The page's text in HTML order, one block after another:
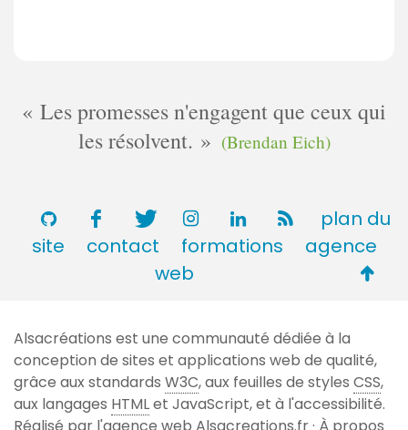
Les promesses n'engagent que ceux qui
les résolvent.
(Brendan Eich)
plan du
site
contact formations
agence
web
de
page
Alsacréations est une communauté dédiée à la
conception de sites et applications web de qualité,
grâce aux standards W3C, aux feuilles de styles CSS,
aux langages HTMLet JavaScript, et à l'accessibilité.